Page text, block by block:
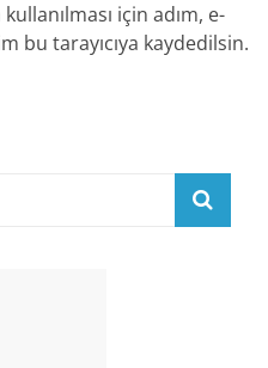
için adım, e-
bu tarayıcıya kaydedilsin.